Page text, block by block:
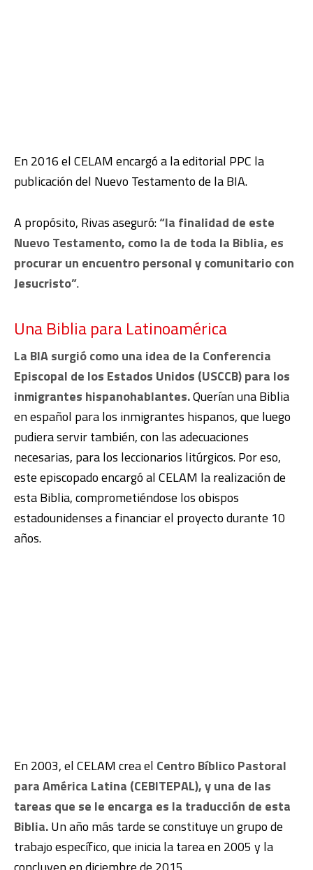
En 2016 el CELAM encargó a la editorial PPC la
publicación del Nuevo Testamento de la BIA.
A propósito, Rivas aseguró:“la finalidad de este
Nuevo Testamento, como la de toda la Biblia, es
procurar un encuentro personal y comunitario con
Jesucristo”.
Una Biblia para Latinoamérica
La BIA surgió como una idea de la Conferencia
Episcopal de los Estados Unidos (USCCB) para los
inmigrantes hispanohablantes.Querían una Biblia
en español para los inmigrantes hispanos, que luego
pudiera servir también, con las adecuaciones
necesarias, para los leccionarios litúrgicos. Por eso,
este episcopado encargó al CELAM la realización de
esta Biblia, comprometiéndose los obispos
estadounidenses a financiar el proyecto durante 10
años.
En 2003, el CELAM crea el Centro Bíblico Pastoral
para América Latina (CEBITEPAL), y una de las
tareas que se le encarga es la traducción de esta
Biblia.Un año más tarde se constituye un grupo de
trabajo específico, que inicia la tarea en 2005 y la